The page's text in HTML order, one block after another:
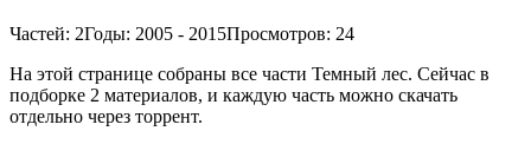
Частей: 2Годы: 2005 - 2015Просмотров: 24
На этой странице собраны все части Темный лес. Сейчас в
подборке 2 материалов, и каждую часть можно скачать
отдельно через торрент.